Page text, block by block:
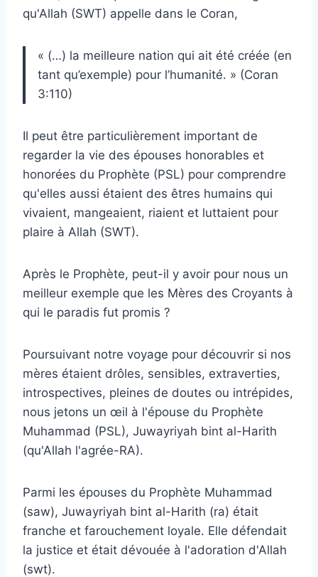
qu'Allah (SWT) appelle dans le Coran,
« (…) la meilleure nation qui ait été créée (en
tant qu’exemple) pour l’humanité. » (Coran
3:110)
Il peut être particulièrement important de
regarder la vie des épouses honorables et
honorées du Prophète (PSL) pour comprendre
qu'elles aussi étaient des êtres humains qui
vivaient, mangeaient, riaient et luttaient pour
plaire à Allah (SWT).
Après le Prophète, peut-il y avoir pour nous un
meilleur exemple que les Mères des Croyants à
qui le paradis fut promis ?
Poursuivant notre voyage pour découvrir si nos
mères étaient drôles, sensibles, extraverties,
introspectives, pleines de doutes ou intrépides,
nous jetons un œil à l'épouse du Prophète
Muhammad (PSL), Juwayriyah bint al-Harith
(qu'Allah l'agrée-RA).
Parmi les épouses du Prophète Muhammad
(saw), Juwayriyah bint al-Harith (ra) était
franche et farouchement loyale. Elle défendait
la justice et était dévouée à l'adoration d'Allah
(swt).